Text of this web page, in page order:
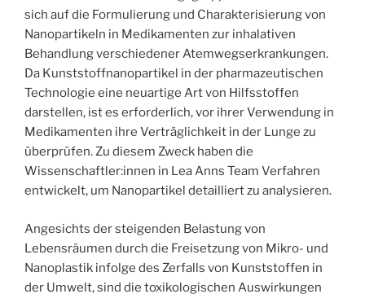
sich auf die Formulierung und Charakterisierung von
Nanopartikeln in Medikamenten zur inhalativen
Behandlung verschiedener Atemwegserkrankungen.
Da Kunststoffnanopartikel in der pharmazeutischen
Technologie eine neuartige Art von Hilfsstoffen
darstellen, ist es erforderlich, vor ihrer Verwendung in
Medikamenten ihre Verträglichkeit in der Lunge zu
überprüfen. Zu diesem Zweck haben die
Wissenschaftler:innen in Lea Anns Team Verfahren
entwickelt, um Nanopartikel detailliert zu analysieren.
Angesichts der steigenden Belastung von
Lebensräumen durch die Freisetzung von Mikro- und
Nanoplastik infolge des Zerfalls von Kunststoffen in
der Umwelt, sind die toxikologischen Auswirkungen